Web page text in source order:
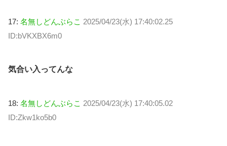
17: 名無しどんぶらこ 2025/04/23(水) 17:40:02.25
ID:bVKXBX6m0
気合い入ってんな
18: 名無しどんぶらこ 2025/04/23(水) 17:40:05.02
ID:Zkw1ko5b0